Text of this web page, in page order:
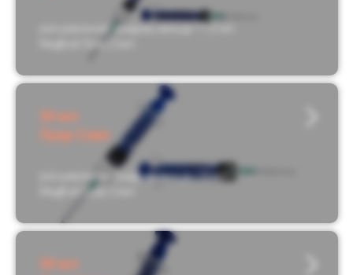
расширенная градуировка до 11,6 мл
20 мл
Луер Слип
расширенная градуировка до 23 мл
МедВэй Луер Слип
50 мл